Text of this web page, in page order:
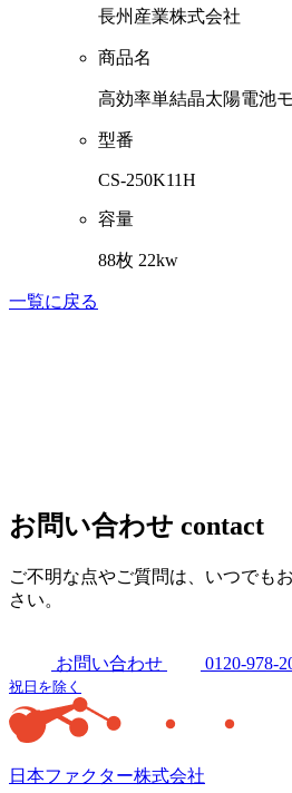
長州産業株式会社
商品名
高効率単結晶太陽電池
型番
CS-250K11H
容量
88枚 22kw
一覧に戻る
お問い合わせ contact
ご不明な点やご質問は、いつでも
さい。
お問い合わせ 0120-978-
祝日を除く
日本ファクター株式会社